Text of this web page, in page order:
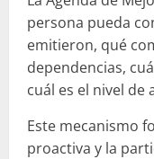
persona pueda
emitieron, qué
dependencias,
cuál es el nivel de
Este mecanismo
proactiva y la